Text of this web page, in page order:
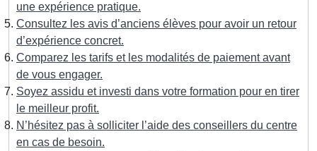
une expérience pratique.
Consultez les avis d’anciens élèves pour avoir un retour
d’expérience concret.
Comparez les tarifs et les modalités de paiement avant
de vous engager.
Soyez assidu et investi dans votre formation pour en tirer
le meilleur profit.
N’hésitez pas à solliciter l’aide des conseillers du centre
en cas de besoin.